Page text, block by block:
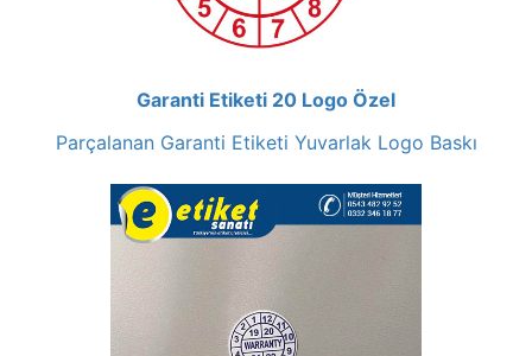
Garanti Etiketi 20 Logo Özel
Parçalanan Garanti Etiketi Yuvarlak Logo Baskı